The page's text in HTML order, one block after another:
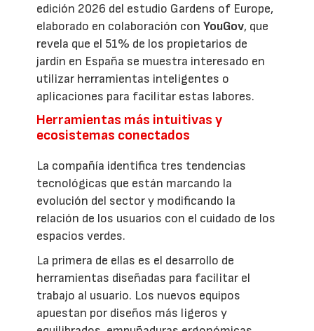
edición 2026 del estudio Gardens of Europe,
elaborado en colaboración conYouGov, que
revela que el 51% de los propietarios de
jardín en España se muestra interesado en
utilizar herramientas inteligentes o
aplicaciones para facilitar estas labores.
Herramientas más intuitivas y
ecosistemas conectados
La compañía identifica tres tendencias
tecnológicas que están marcando la
evolución del sector y modificando la
relación de los usuarios con el cuidado de los
espacios verdes.
La primera de ellas es el desarrollo de
herramientas diseñadas para facilitar el
trabajo al usuario. Los nuevos equipos
apuestan por diseños más ligeros y